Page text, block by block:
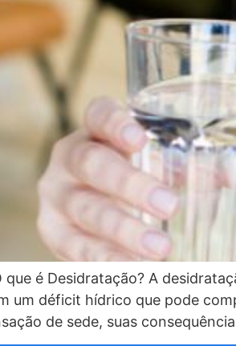
que é Desidratação? A
um déficit hídrico que pode
de sede, suas